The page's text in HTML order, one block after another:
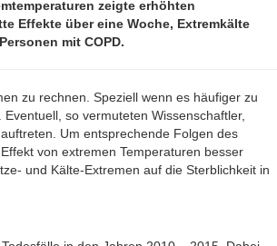
zeigte erhöhten
Effekte über eine Woche, Extremkälte
mit COPD.
zu rechnen. Speziell wenn es häufiger zu
so vermuteten Wissenschaftler,
Um entsprechende Folgen des
von extremen Temperaturen besser
und Kälte-Extremen auf die Sterblichkeit in